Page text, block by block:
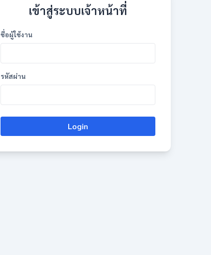
เข้าสู่ระบบเจ้าหน้าที่
ชื่อผู้ใช้งาน
รหัสผ่าน
Login